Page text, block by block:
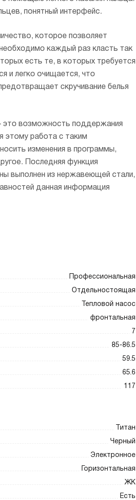
понятный интерфейс.
которое позволяет
каждый раз класть так
есть те, в которых требуется
и легко очищается, что
скручивание белья
возможность поддержания
этому работа с таким
изменения в программы,
Последняя функция
выполнен из нержавеющей стали,
данная информация
Профессиональная
Отдельностоящая
Тепловой насос
фронтальная
7
85-86.5
59.5
65.6
117
Титан
Черный
Электронное
Горизонтальная
ЖК
Есть